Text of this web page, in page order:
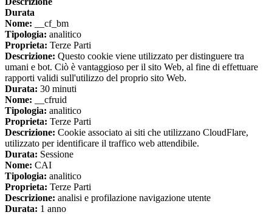
Durata
Nome: __cf_bm
Tipologia: analitico
Proprieta: Terze Parti
Descrizione: Questo cookie viene utilizzato per distinguere tra
umani e bot. Ciò è vantaggioso per il sito Web, al fine di effettuare
rapporti validi sull'utilizzo del proprio sito Web.
Durata: 30 minuti
Nome: __cfruid
Tipologia: analitico
Proprieta: Terze Parti
Descrizione: Cookie associato ai siti che utilizzano CloudFlare,
utilizzato per identificare il traffico web attendibile.
Durata: Sessione
Nome: CAI
Tipologia: analitico
Proprieta: Terze Parti
Descrizione: analisi e profilazione navigazione utente
Durata: 1 anno